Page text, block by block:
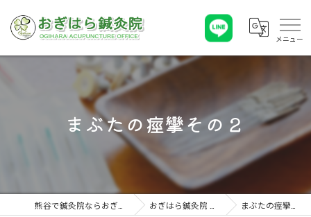
まぶたの痙攣その２
おぎはら鍼灸院 こぼれ話 まぶたの痙攣その２